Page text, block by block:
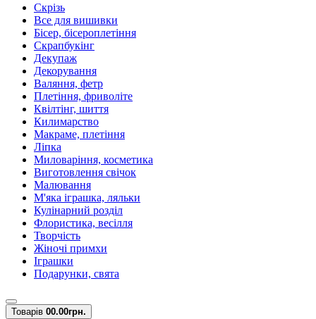
Скрізь
Все для вишивки
Бісер, бісероплетіння
Скрапбукінг
Декупаж
Декорування
Валяння, фетр
Плетіння, фриволіте
Квілтінг, шиття
Килимарство
Макраме, плетіння
Ліпка
Миловаріння, косметика
Виготовлення свічок
Малювання
М'яка іграшка, ляльки
Кулінарний розділ
Флористика, весілля
Творчість
Жіночі примхи
Іграшки
Подарунки, свята
Товарів 00.00грн.